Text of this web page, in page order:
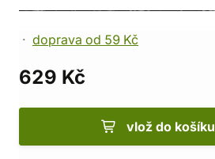
doprava od 59 Kč
629 Kč
vlož do košíku